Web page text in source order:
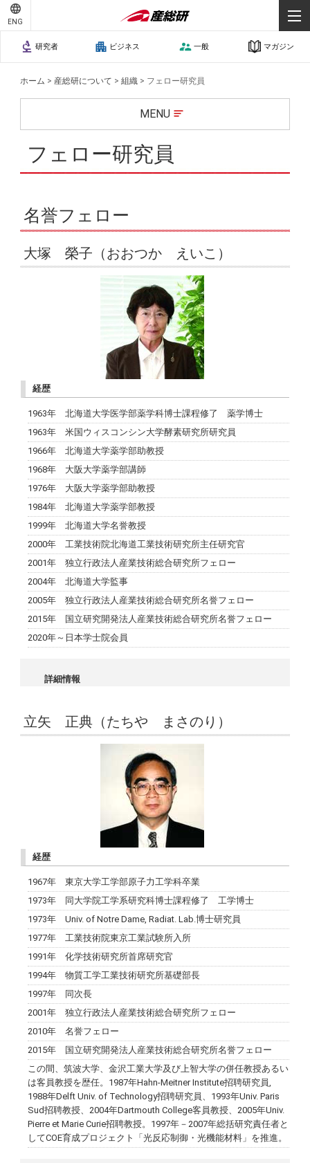
ENG
研究者 ビジネス 一般 マガジン
ホーム > 産総研について >組織 > フェロー研究員
MENU
フェロー研究員
名誉フェロー
大塚 榮子（おおつか えいこ）
経歴
1963年 北海道大学医学部薬学科博士課程修了 薬学博士
1963年 米国ウィスコンシン大学酵素研究所研究員
1966年 北海道大学薬学部助教授
1968年 大阪大学薬学部講師
1976年 大阪大学薬学部助教授
1984年 北海道大学薬学部教授
1999年 北海道大学名誉教授
2000年 工業技術院北海道工業技術研究所主任研究官
2001年 独立行政法人産業技術総合研究所フェロー
2004年 北海道大学監事
2005年 独立行政法人産業技術総合研究所名誉フェロー
2015年 国立研究開発法人産業技術総合研究所名誉フェロー
2020年～日本学士院会員
詳細情報
立矢 正典（たちや まさのり）
経歴
1967年 東京大学工学部原子力工学科卒業
1973年 同大学院工学系研究科博士課程修了 工学博士
1973年 Univ. of Notre Dame, Radiat. Lab.博士研究員
1977年 工業技術院東京工業試験所入所
1991年 化学技術研究所首席研究官
1994年 物質工学工業技術研究所基礎部長
1997年 同次長
2001年 独立行政法人産業技術総合研究所フェロー
2010年 名誉フェロー
2015年 国立研究開発法人産業技術総合研究所名誉フェロー
この間、筑波大学、金沢工業大学及び上智大学の併任教授あるい
は客員教授を歴任。1987年Hahn-Meitner Institute招聘研究員,
1988年Delft Univ. of Technology招聘研究員、1993年Univ. Paris
Sud招聘教授、2004年Dartmouth College客員教授、2005年Univ.
Pierre et Marie Curie招聘教授。1997年－2007年総括研究責任者と
してCOE育成プロジェクト「光反応制御・光機能材料」を推進。